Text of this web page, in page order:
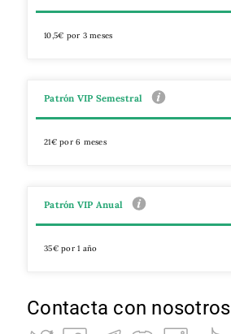
10,5€ por 3 meses
Patrón VIP Semestral
21€ por 6 meses
Patrón VIP Anual
35€ por 1 año
Contacta con nosotros